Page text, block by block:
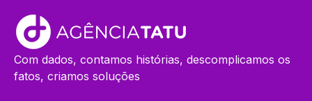
Com dados, contamos histórias, descomplicamos os
fatos, criamos soluções